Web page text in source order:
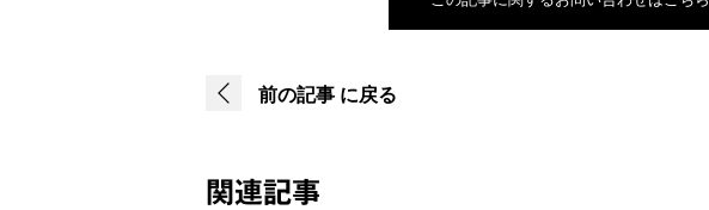
前の記事 に戻る
関連記事